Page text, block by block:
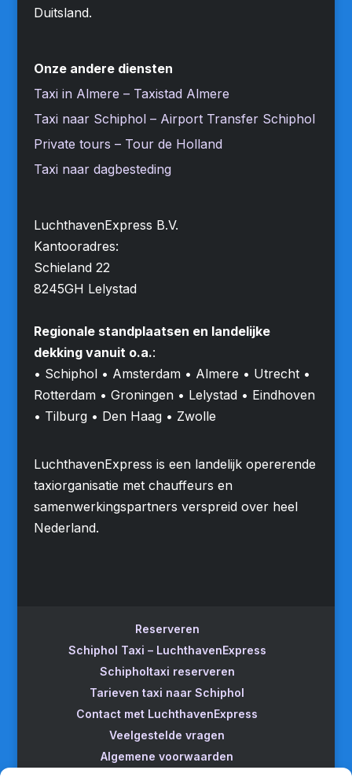
Duitsland.
Onze andere diensten
Taxi in Almere – Taxistad Almere
Taxi naar Schiphol – Airport Transfer Schiphol
Private tours – Tour de Holland
Taxi naar dagbesteding
LuchthavenExpress B.V.
Kantooradres:
Schieland 22
8245GH Lelystad
Regionale standplaatsen en landelijke
dekking vanuit o.a.:
• Schiphol • Amsterdam • Almere • Utrecht •
Rotterdam • Groningen • Lelystad • Eindhoven
• Tilburg • Den Haag • Zwolle
LuchthavenExpress is een landelijk opererende
taxiorganisatie met chauffeurs en
samenwerkingspartners verspreid over heel
Nederland.
Reserveren
Schiphol Taxi – LuchthavenExpress
Schipholtaxi reserveren
Tarieven taxi naar Schiphol
Contact met LuchthavenExpress
Veelgestelde vragen
Algemene voorwaarden